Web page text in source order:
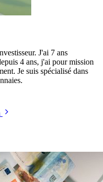
J'ai 7 ans
4 ans, j'ai pour mission
Je suis spécialisé dans